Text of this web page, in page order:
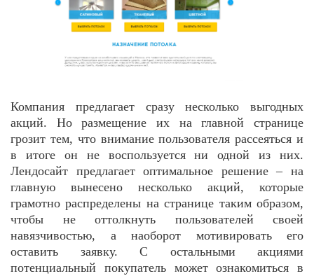
Компания предлагает сразу несколько выгодных
акций. Но размещение их на главной странице
грозит тем, что внимание пользователя рассеяться и
в итоге он не воспользуется ни одной из них.
Лендосайт предлагает оптимальное решение – на
главную вынесено несколько акций, которые
грамотно распределены на странице таким образом,
чтобы не оттолкнуть пользователей своей
навязчивостью, а наоборот мотивировать его
оставить заявку. С остальными акциями
потенциальный покупатель может ознакомиться в